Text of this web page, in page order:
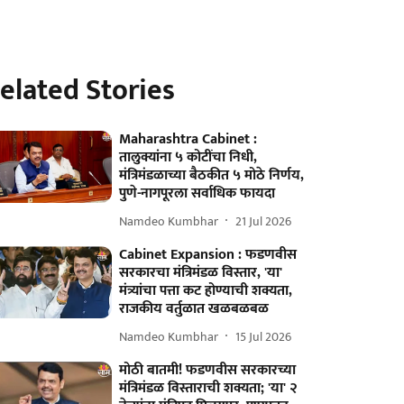
Stories
Maharashtra Cabinet :
तालुक्यांना ५ कोटींचा निधी,
मंत्रिमंडळाच्या बैठकीत ५ मोठे निर्णय,
पुणे-नागपूरला सर्वाधिक फायदा
Namdeo Kumbhar 21 Jul 2026
Cabinet Expansion : फडणवीस
सरकारचा मंत्रिमंडळ विस्तार, 'या'
मंत्र्यांचा पत्ता कट होण्याची शक्यता,
राजकीय वर्तुळात खळबळबळ
Namdeo Kumbhar 15 Jul 2026
मोठी बातमी! फडणवीस सरकारच्या
मंत्रिमंडळ विस्ताराची शक्यता; 'या' २